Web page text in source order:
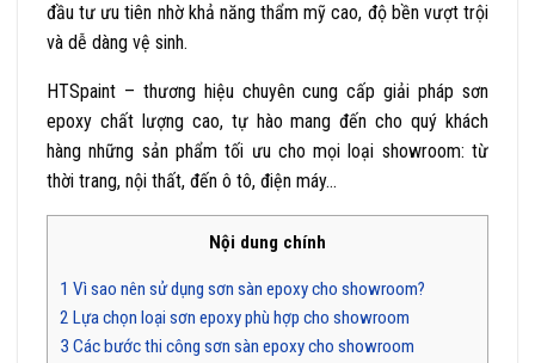
đầu tư ưu tiên nhờ khả năng thẩm mỹ cao, độ bền vượt trội
và dễ dàng vệ sinh.
HTSpaint – thương hiệu chuyên cung cấp giải pháp sơn
epoxy chất lượng cao, tự hào mang đến cho quý khách
hàng những sản phẩm tối ưu cho mọi loại showroom: từ
thời trang, nội thất, đến ô tô, điện máy…
Nội dung chính
1 Vì sao nên sử dụng sơn sàn epoxy cho showroom?
2 Lựa chọn loại sơn epoxy phù hợp cho showroom
3 Các bước thi công sơn sàn epoxy cho showroom